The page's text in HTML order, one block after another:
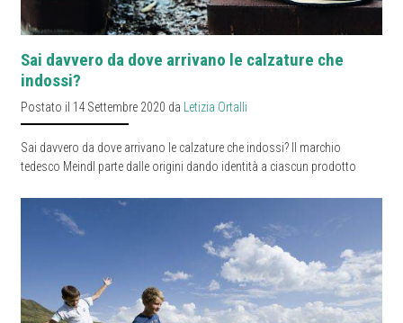
Sai davvero da dove arrivano le calzature che
indossi?
Postato il 14 Settembre 2020 da Letizia Ortalli
Sai davvero da dove arrivano le calzature che indossi? Il marchio
tedesco Meindl parte dalle origini dando identità a ciascun prodotto